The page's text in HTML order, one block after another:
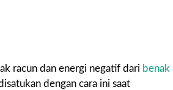
racun dan energi negatif dari benak
dengan cara ini saat